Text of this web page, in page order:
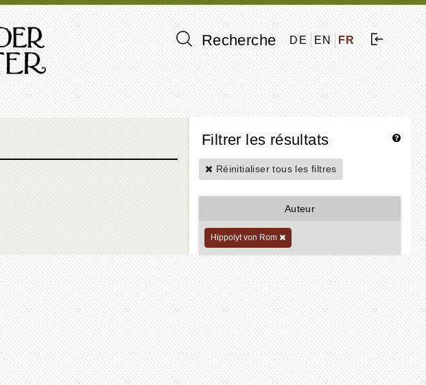
Recherche DE EN FR
Filtrer les résultats
Réinitialiser tous les filtres
Auteur
Hippolyt von Rom